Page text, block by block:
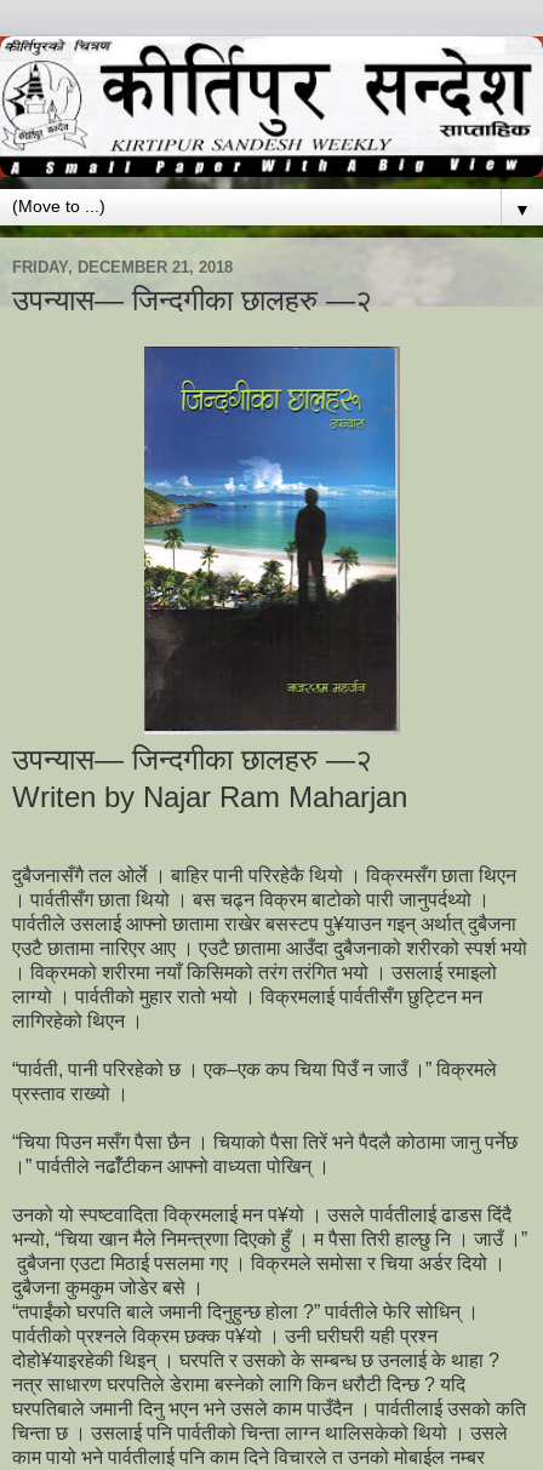
▼
FRIDAY, DECEMBER 21, 2018
उपन्यास— जिन्दगीका छालहरु —२
उपन्यास— जिन्दगीका छालहरु —२
Writen by Najar Ram Maharjan
दुबैजनासँगै तल ओर्ले । बाहिर पानी परिरहेकै थियो । विक्रमसँग छाता थिएन
। पार्वतीसँग छाता थियो । बस चढ्न विक्रम बाटोको पारी जानुपर्दथ्यो ।
पार्वतीले उसलाई आफ्नो छातामा राखेर बसस्टप पु¥याउन गइन् अर्थात् दुबैजना
एउटै छातामा नारिएर आए । एउटै छातामा आउँदा दुबैजनाको शरीरको स्पर्श भयो
। विक्रमको शरीरमा नयाँ किसिमको तरंग तरंगित भयो । उसलाई रमाइलो
लाग्यो । पार्वतीको मुहार रातो भयो । विक्रमलाई पार्वतीसँग छुट्टिन मन
लागिरहेको थिएन ।
“पार्वती, पानी परिरहेको छ । एक–एक कप चिया पिउँ न जाउँ ।” विक्रमले
प्रस्ताव राख्यो ।
“चिया पिउन मसँग पैसा छैन । चियाको पैसा तिरें भने पैदलै कोठामा जानु पर्नेछ
।” पार्वतीले नढाँँटीकन आफ्नो वाध्यता पोखिन् ।
उनको यो स्पष्टवादिता विक्रमलाई मन प¥यो । उसले पार्वतीलाई ढाडस दिंदै
भन्यो, “चिया खान मैले निमन्त्रणा दिएको हुँ । म पैसा तिरी हाल्छु नि । जाउँ ।”
दुबैजना एउटा मिठाई पसलमा गए । विक्रमले समोसा र चिया अर्डर दियो ।
दुबैजना कुमकुम जोडेर बसे ।
“तपाईंको घरपति बाले जमानी दिनुहुन्छ होला ?” पार्वतीले फेरि सोधिन् ।
पार्वतीको प्रश्नले विक्रम छक्क प¥यो । उनी घरीघरी यही प्रश्न
दोहो¥याइरहेकी थिइन् । घरपति र उसको के सम्बन्ध छ उनलाई के थाहा ?
नत्र साधारण घरपतिले डेरामा बस्नेको लागि किन धरौटी दिन्छ ? यदि
घरपतिबाले जमानी दिनु भएन भने उसले काम पाउँदैन । पार्वतीलाई उसको कति
चिन्ता छ । उसलाई पनि पार्वतीको चिन्ता लाग्न थालिसकेको थियो । उसले
काम पायो भने पार्वतीलाई पनि काम दिने विचारले त उनको मोबाईल नम्बर